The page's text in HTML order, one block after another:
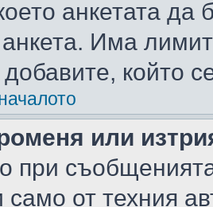
анкетата да
Има
който
или
при
от техния